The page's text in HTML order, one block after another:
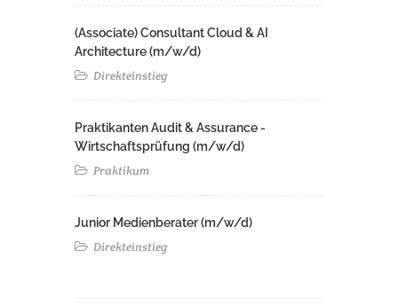
(Associate) Consultant Cloud & AI
Architecture (m/w/d)​ ​
Direkteinstieg
Praktikanten Audit & Assurance -
Wirtschaftsprüfung (m/w/d)
Praktikum
Junior Medienberater (m/w/d)
Direkteinstieg